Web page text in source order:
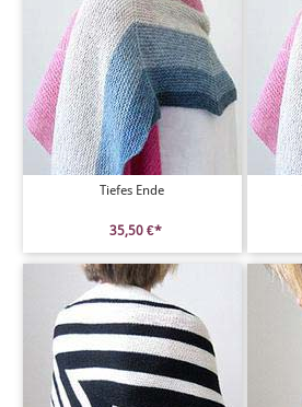
Tiefes Ende
35,50 €*